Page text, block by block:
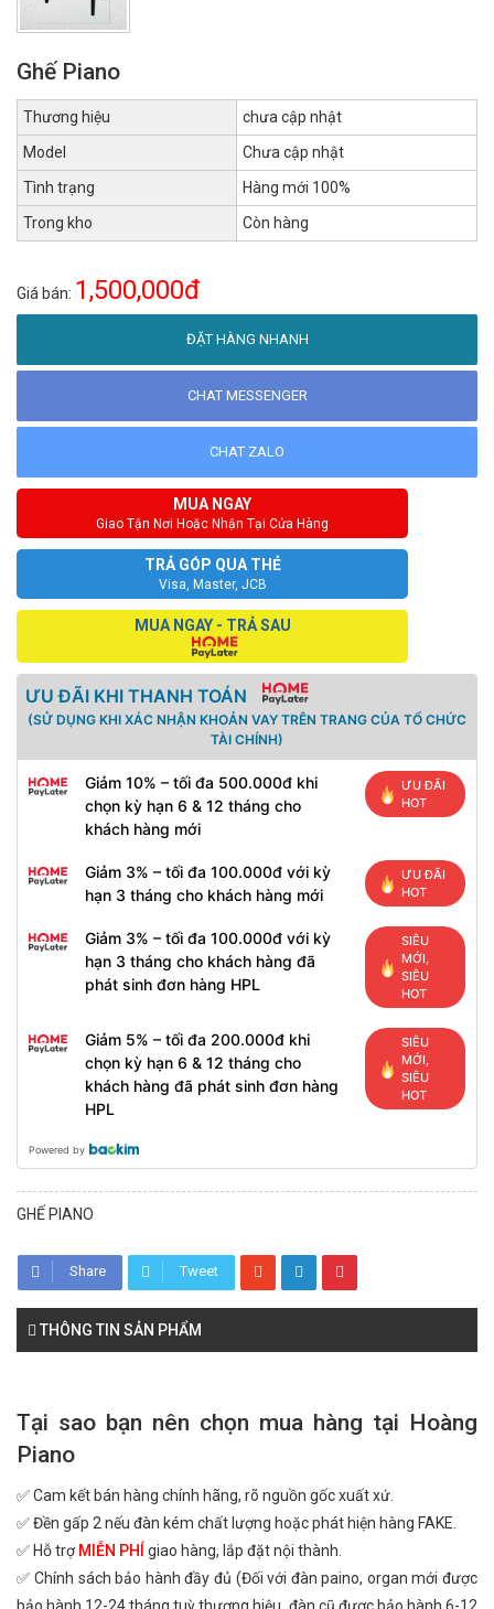
Ghế Piano
Thương hiệu
chưa cập nhật
Model
Chưa cập nhật
Tình trạng
Hàng mới 100%
Trong kho
Còn hàng
Giá bán: 1,500,000đ
ĐẶT HÀNG NHANH
CHAT MESSENGER
CHAT ZALO
MUA NGAY
Giao Tận Nơi Hoặc Nhận Tại Cửa Hàng
TRẢ GÓP QUA THẺ
Visa, Master, JCB
MUA NGAY - TRẢ SAU
ƯU ĐÃI KHI THANH TOÁN
(SỬ DỤNG KHI XÁC NHẬN KHOẢN VAY TRÊN TRANG CỦA TỔ CHỨC
TÀI CHÍNH)
Giảm 10% – tối đa 500.000đ khi
chọn kỳ hạn 6 & 12 tháng cho
khách hàng mới
ƯU ĐÃI
HOT
Giảm 3% – tối đa 100.000đ với kỳ
hạn 3 tháng cho khách hàng mới
ƯU ĐÃI
HOT
Giảm 3% – tối đa 100.000đ với kỳ
hạn 3 tháng cho khách hàng đã
phát sinh đơn hàng HPL
SIÊU
MỚI,
SIÊU
HOT
Giảm 5% – tối đa 200.000đ khi
chọn kỳ hạn 6 & 12 tháng cho
khách hàng đã phát sinh đơn hàng
HPL
SIÊU
MỚI,
SIÊU
HOT
Powered by
GHẾ PIANO
Share Tweet
THÔNG TIN SẢN PHẨM
Tại sao bạn nên chọn mua hàng tại Hoàng
Piano
✅ Cam kết bán hàng chính hãng, rõ nguồn gốc xuất xứ.
✅ Đền gấp 2 nếu đàn kém chất lượng hoặc phát hiện hàng FAKE.
✅ Hỗ trợ MIỄN PHÍ giao hàng, lắp đặt nội thành.
✅ Chính sách bảo hành đầy đủ (Đối với đàn paino, organ mới được